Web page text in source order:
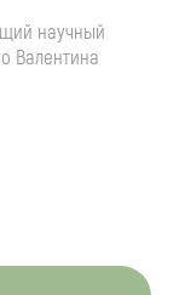
научный
Валентина